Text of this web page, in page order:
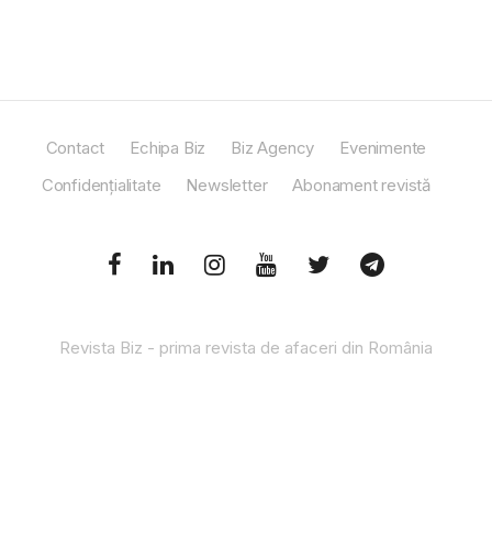
Contact Echipa Biz Biz Agency
Evenimente
Confidențialitate
Newsletter Abonament revistă
Revista Biz - prima revista de afaceri din România